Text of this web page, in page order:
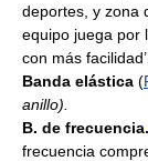
deportes, y zona
equipo juega por
con más facilidad’.
Banda elástica (
anillo).
B. de frecuencia.
frecuencia